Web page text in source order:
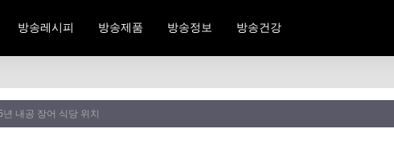
방송레시피 방송제품 방송정보 방송건강
내공 장어 식당 위치